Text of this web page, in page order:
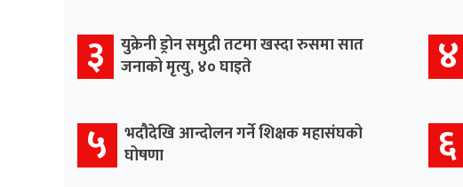
३
युक्रेनी ड्रोन समुद्री तटमा खस्दा रुसमा सात
जनाको मृत्यु, ४० घाइते
४
५
भदौदेखि आन्दोलन गर्ने शिक्षक महासंघको
घोषणा
६